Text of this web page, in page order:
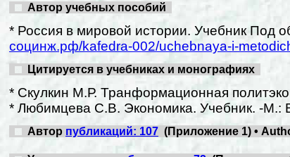
Автор учебных пособий
* Россия в мировой истории. Учебник Под
социнж.рф/kafedra-002/uchebnaya-i-
Цитируется в учебниках и монографиях
* Скулкин М.Р. Транформационная
* Любимцева С.В. Экономика. Учебник. -М.:
Автор публикаций: 107 (Приложение 1) •